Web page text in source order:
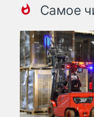
Самое